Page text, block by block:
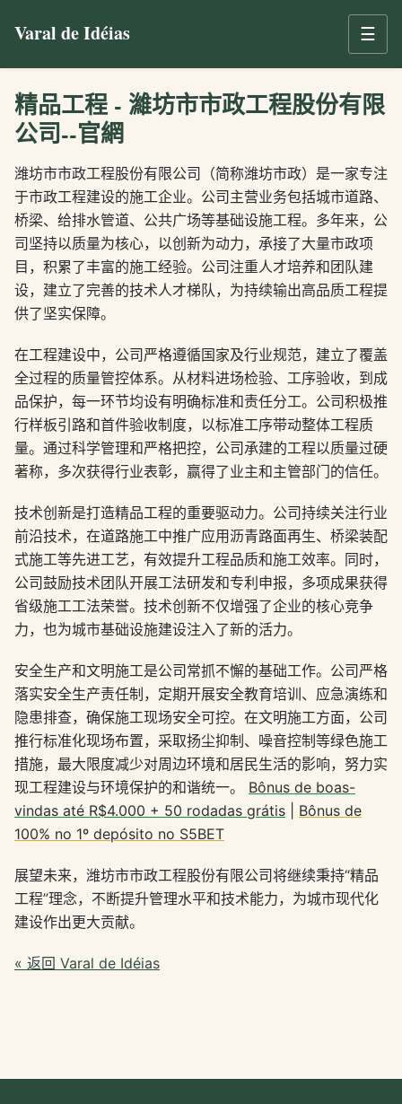
Varal de Idéias ☰
精品工程 - 濰坊市市政工程股份有限
公司--官網
潍坊市市政工程股份有限公司（简称潍坊市政）是一家专注
于市政工程建设的施工企业。公司主营业务包括城市道路、
桥梁、给排水管道、公共广场等基础设施工程。多年来，公
司坚持以质量为核心，以创新为动力，承接了大量市政项
目，积累了丰富的施工经验。公司注重人才培养和团队建
设，建立了完善的技术人才梯队，为持续输出高品质工程提
供了坚实保障。
在工程建设中，公司严格遵循国家及行业规范，建立了覆盖
全过程的质量管控体系。从材料进场检验、工序验收，到成
品保护，每一环节均设有明确标准和责任分工。公司积极推
行样板引路和首件验收制度，以标准工序带动整体工程质
量。通过科学管理和严格把控，公司承建的工程以质量过硬
著称，多次获得行业表彰，赢得了业主和主管部门的信任。
技术创新是打造精品工程的重要驱动力。公司持续关注行业
前沿技术，在道路施工中推广应用沥青路面再生、桥梁装配
式施工等先进工艺，有效提升工程品质和施工效率。同时，
公司鼓励技术团队开展工法研发和专利申报，多项成果获得
省级施工工法荣誉。技术创新不仅增强了企业的核心竞争
力，也为城市基础设施建设注入了新的活力。
安全生产和文明施工是公司常抓不懈的基础工作。公司严格
落实安全生产责任制，定期开展安全教育培训、应急演练和
隐患排查，确保施工现场安全可控。在文明施工方面，公司
推行标准化现场布置，采取扬尘抑制、噪音控制等绿色施工
措施，最大限度减少对周边环境和居民生活的影响，努力实
现工程建设与环境保护的和谐统一。 Bônus de boas-
vindas até R$4.000 + 50 rodadas grátis
Bônus de
100% no 1º depósito no S5BET
展望未来，潍坊市市政工程股份有限公司将继续秉持“精品
工程”理念，不断提升管理水平和技术能力，为城市现代化
建设作出更大贡献。
« 返回 Varal de Idéias